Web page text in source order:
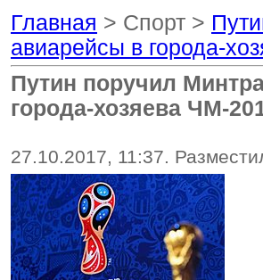
Главная > Спорт >
авиарейсы в города-
Путин поручил
города-хозяева ЧМ-
27.10.2017, 11:37.